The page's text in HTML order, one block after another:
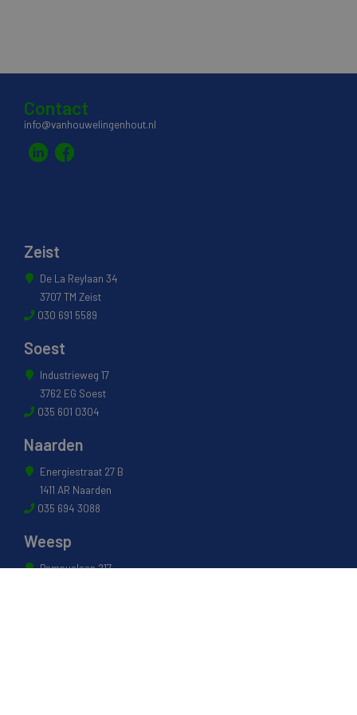
Contact
info@vanhouwelingenhout.nl
Zeist
De La Reylaan 34
3707 TM Zeist
030 691 5589
Soest
Industrieweg 17
3762 EG Soest
035 601 0304
Naarden
Energiestraat 27 B
1411 AR Naarden
035 694 3088
Weesp
Pampuslaan 217